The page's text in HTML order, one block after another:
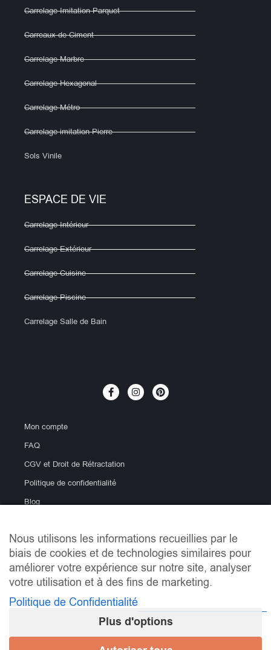
Carrelage Imitation Parquet
Carreaux de Ciment
Carrelage Marbre
Carrelage Hexagonal
Carrelage Métro
Carrelage imitation Pierre
Sols Vinile
ESPACE DE VIE
Carrelage Intérieur
Carrelage Extérieur
Carrelage Cuisine
Carrelage Piscine
Carrelage Salle de Bain
Mon compte
FAQ
CGV et Droit de Rétractation
Politique de confidentialité
Blog
info@lemondeducarrelage.fr | Copyright © Le Monde du
Carrelage
Nous utilisons les informations recueillies par le
biais de cookies et de technologies similaires pour
améliorer votre expérience sur notre site, analyser
votre utilisation et à des fins de marketing.
Politique de Confidentialité
Plus d'options